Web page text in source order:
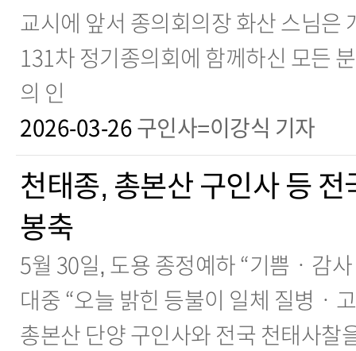
교시에 앞서 종의회의장 화산 스님은
131차 정기종의회에 함께하신 모든
의 인
2026-03-26 구인사=이강식 기자
천태종, 총본산 구인사 등 전
봉축
5월 30일, 도용 종정예하 “기쁨ㆍ감
대중 “오늘 밝힌 등불이 일체 질병ㆍ
총본산 단양 구인사와 전국 천태사찰